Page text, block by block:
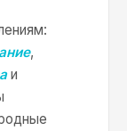
,
и